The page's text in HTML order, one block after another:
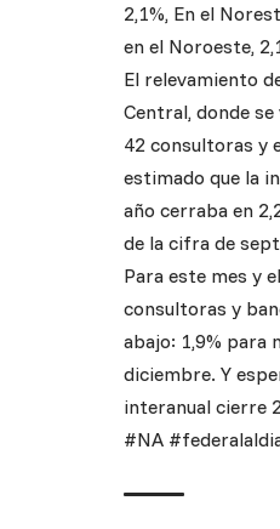
2,1%, En el
en el Noroeste,
El relevamiento
Central, donde
42 consultoras y
estimado que la
año cerraba en
de la cifra de
Para este mes y
consultoras y
abajo: 1,9% para
diciembre. Y
interanual cierre
#NA